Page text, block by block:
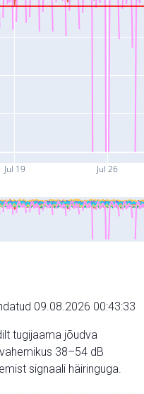
Jul 19 Jul 26
09.08.2026 00:43:33
tugijaama jõudva
38–54 dB
signaali häiringuga.